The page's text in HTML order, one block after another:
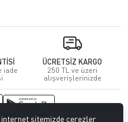
iade
ÜCRETSİZ KARGO
250 TL ve üzeri
alışverişlerinizde
internet sitemizde çerezler